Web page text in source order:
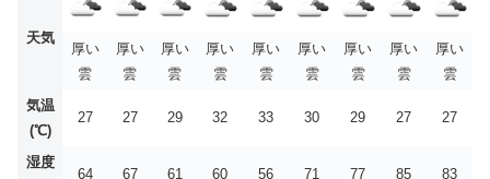
天気
厚い
雲
厚い
雲
厚い
雲
厚い
雲
厚い
雲
厚い
雲
厚い
雲
厚い
雲
厚い
雲
気温
(℃)
27 27 29 32 33 30 29 27 27
湿度
64 67 61 60 56 71 77 85 83